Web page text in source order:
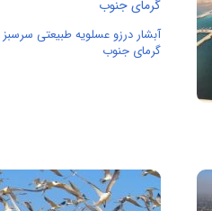
آبشار درزو عسلویه طبیعتی
گرمای جنوب